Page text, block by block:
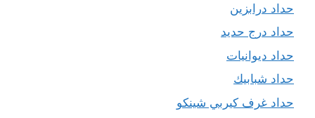
حداد درابزين
حداد درج حديد
حداد ديوانيات
حداد شبابيك
حداد غرف كيربي شينكو